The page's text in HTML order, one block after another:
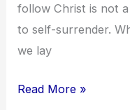
follow Christ is not
to self-surrender.
we lay
Read More »